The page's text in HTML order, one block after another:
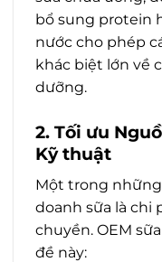
bổ sung protein
nước cho phép
khác biệt lớn về
dưỡng.
2. Tối ưu
Kỹ thuật
Một trong
doanh sữa là chi
chuyền. OEM
đề này: